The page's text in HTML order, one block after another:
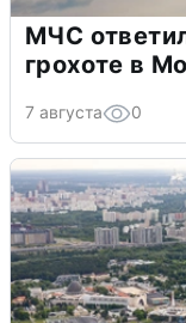
МЧС
грохоте в
7 августа 0